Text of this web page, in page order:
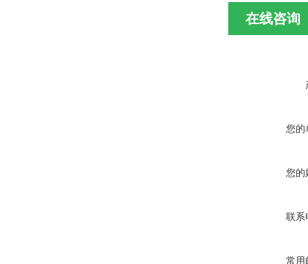
在线咨询
您的
您的
联系
常用